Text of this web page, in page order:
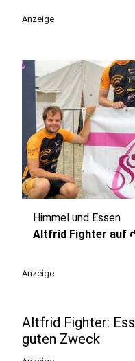
Anzeige
Himmel und Essen
Altfrid Fighter auf
Anzeige
Altfrid Fighter:
guten Zweck